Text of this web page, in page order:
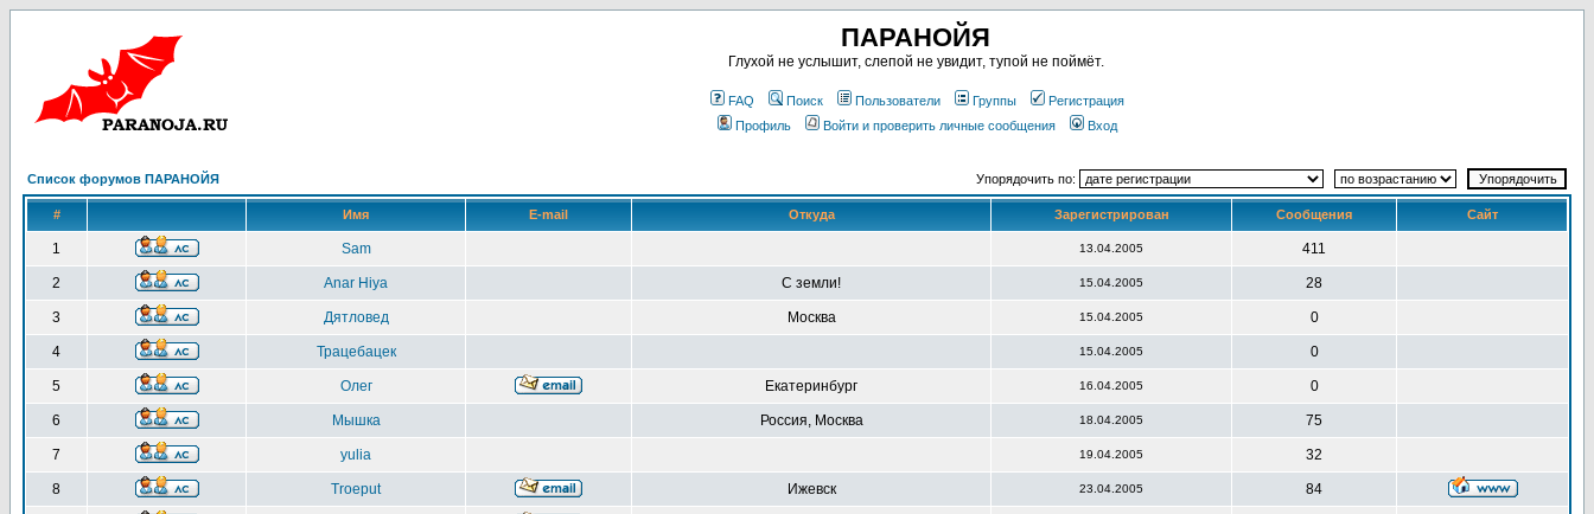
ПАРАНОЙЯ
Глухой не услышит, слепой не увидит, тупой не поймёт.
FAQ Поиск Пользователи Группы
Регистрация
Профиль
Войти и проверить личные сообщения Вход
Список форумов ПАРАНОЙЯ Упорядочить по:
# Имя E-mail Откуда Зарегистрирован Сообщения Сайт
1 Sam 13.04.2005 411
2 Anar Hiya С земли! 15.04.2005 28
3 Дятловед Москва 15.04.2005 0
4 Трацебацек 15.04.2005 0
5 Олег Екатеринбург 16.04.2005 0
6 Мышка Россия, Москва 18.04.2005 75
7 yulia 19.04.2005 32
8 Troeput Ижевск 23.04.2005 84